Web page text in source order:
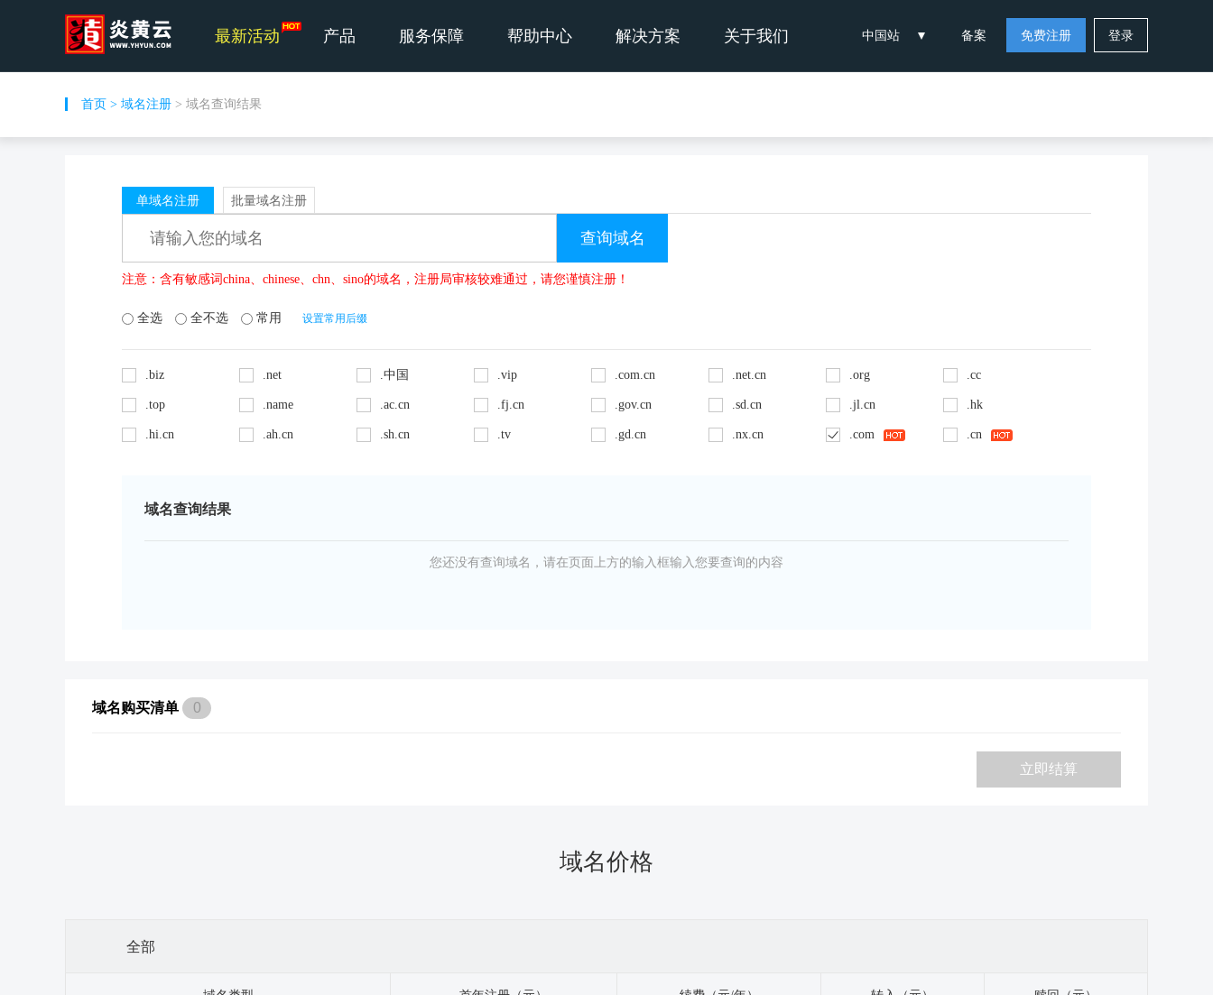
最新活动 产品 服务保障 帮助中心 解决方案 关于我们 中国站 备案 免费注册 登录
首页 > 域名注册 > 域名查询结果
单域名注册 批量域名注册
注意：含有敏感词china、chinese、chn、sino的域名，注册局审核较难通过，请您谨慎注册！
全选 全不选 常用 设置常用后缀
.biz .net .中国 .vip .com.cn .net.cn .org .cc
.top .name .ac.cn .fj.cn .gov.cn .sd.cn .jl.cn .hk
.hi.cn .ah.cn .sh.cn .tv .gd.cn .nx.cn .com .cn
域名查询结果
您还没有查询域名，请在页面上方的输入框输入您要查询的内容
域名购买清单 0
立即结算
域名价格
全部